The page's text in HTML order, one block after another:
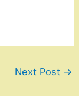
Next Post →